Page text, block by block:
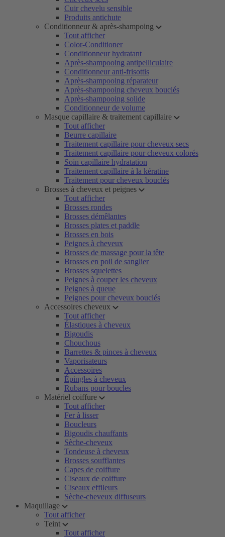
Cuir chevelu sensible
Produits antichute
Conditionneur & après-shampoing
Tout afficher
Color-Conditioner
Conditionneur hydratant
Après-shampooing antipelliculaire
Conditionneur anti-frisottis
Après-shampooing réparateur
Après-shampooing cheveux bouclés
Après-shampooing solide
Conditionneur de volume
Masque capillaire & traitement capillaire
Tout afficher
Beurre capillaire
Traitement capillaire pour cheveux secs
Traitement capillaire pour cheveux colorés
Soin capillaire hydratation
Traitement capillaire à la kératine
Traitement pour cheveux bouclés
Brosses à cheveux et peignes
Tout afficher
Brosses rondes
Brosses démêlantes
Brosses plates et paddle
Brosses en bois
Peignes à cheveux
Brosses de massage pour la tête
Brosses en poil de sanglier
Brosses squelettes
Peignes à couper les cheveux
Peignes à queue
Peignes pour cheveux bouclés
Accessoires cheveux
Tout afficher
Élastiques à cheveux
Bigoudis
Chouchous
Barrettes & pinces à cheveux
Vaporisateurs
Accessoires
Épingles à cheveux
Rubans pour boucles
Matériel coiffure
Tout afficher
Fer à lisser
Boucleurs
Bigoudis chauffants
Sèche-cheveux
Tondeuse à cheveux
Brosses soufflantes
Capes de coiffure
Ciseaux de coiffure
Ciseaux effileurs
Sèche-cheveux diffuseurs
Maquillage
Tout afficher
Teint
Tout afficher